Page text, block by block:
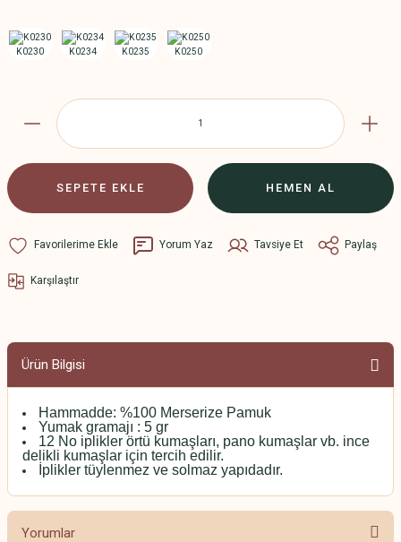
SEPETE EKLE HEMEN AL
Yorum Yaz Tavsiye Et Paylaş
Karşılaştır
Ürün Bilgisi
Hammadde: %100 Merserize Pamuk
Yumak gramajı : 5 gr
12 No iplikler örtü kumaşları, pano kumaşlar vb. ince
delikli kumaşlar için tercih edilir.
İplikler tüylenmez ve solmaz yapıdadır.
Yorumlar